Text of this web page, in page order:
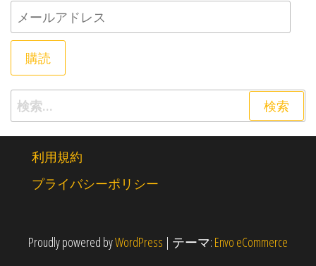
メールアドレス
購読
検索:
利用規約
プライバシーポリシー
Proudly powered byWordPress | テーマ: Envo eCommerce